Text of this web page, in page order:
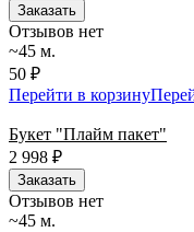
Заказать
Отзывов нет
~45 м.
50 ₽
Перейти в корзину
Букет "Плайм пакет"
2 998 ₽
Заказать
Отзывов нет
~45 м.